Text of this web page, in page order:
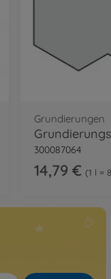
Grundierungen
300087064
14,79 € 1 l =